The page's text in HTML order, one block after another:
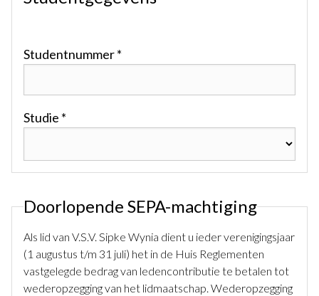
Studentnummer *
Studie *
Doorlopende SEPA-machtiging
Als lid van V.S.V. Sipke Wynia dient u ieder verenigingsjaar
(1 augustus t/m 31 juli) het in de Huis Reglementen
vastgelegde bedrag van ledencontributie te betalen tot
wederopzegging van het lidmaatschap. Wederopzegging